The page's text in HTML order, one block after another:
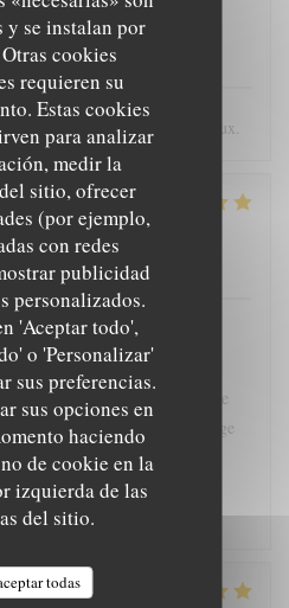
se instalan por
cookies
requieren su
Estas cookies
para analizar
medir la
sitio, ofrecer
(por ejemplo,
con redes
publicidad
personalizados.
'Aceptar todo',
o 'Personalizar'
sus preferencias.
sus opciones en
haciendo
de cookie en la
izquierda de las
del sitio.
todas
Menú:5 /5 Calidad / Precio
Plats raffinés et délicieux.
:5/5 Calidad / Precio
Ambiente und sehr
Service war zügig und die
ohne große Wartezeit. Die
und auch die Menge
vollem
vergessen. Insgesamt sehr zu